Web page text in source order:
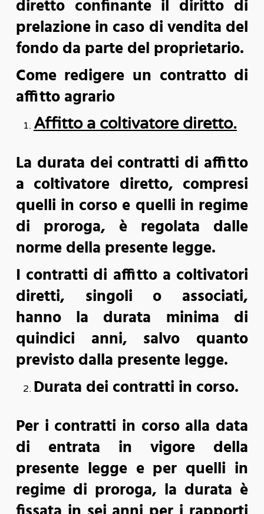
diretto confinante il diritto di
prelazione in caso di vendita del
fondo da parte del proprietario.
Come redigere un contratto di
affitto agrario
Affitto a coltivatore diretto.
La durata dei contratti di affitto
a coltivatore diretto, compresi
quelli in corso e quelli in regime
di proroga, è regolata dalle
norme della presente legge.
I contratti di affitto a coltivatori
diretti, singoli o associati,
hanno la durata minima di
quindici anni, salvo quanto
previsto dalla presente legge.
Durata dei contratti in corso.
Per i contratti in corso alla data
di entrata in vigore della
presente legge e per quelli in
regime di proroga, la durata è